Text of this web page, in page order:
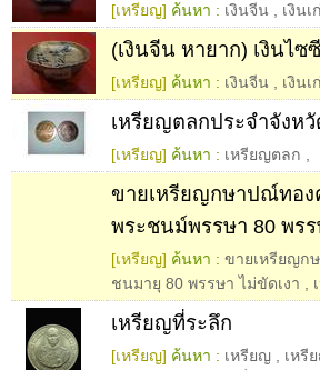
[เหรียญ] ค้นหา : เงินจีน เงินเ
(เงินจีน หายาก) เงินไ
[เหรียญ] ค้นหา : เงินจีน เงินเ
เหรียญตลกประจำจังหวั
[เหรียญ] ค้นหา : เหรียญตลก
ขายเหรียญกษาปณ์ทอง
พระชนม์พรรษา 80 พร
[เหรียญ] ค้นหา : ขายเหรียญก
ชนมายุ 80 พรรษา ไม่ขัดเงา
เหรียญที่ระลึก
[เหรียญ] ค้นหา : เหรียญ เหรี